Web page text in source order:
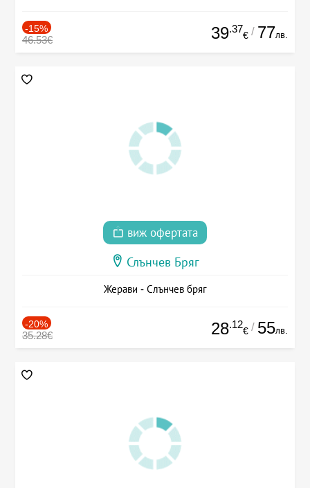
-15%
46.53€ 39.37
€ / 77лв.
виж офертата
Слънчев Бряг
Жерави - Слънчев бряг
-20%
35.28€ 28.12
€ / 55лв.